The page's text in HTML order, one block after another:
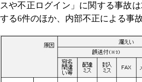
スや不正ログイン」に関する事故
する6件のほか、内部不正による事